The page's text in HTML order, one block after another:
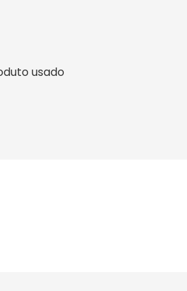
usado